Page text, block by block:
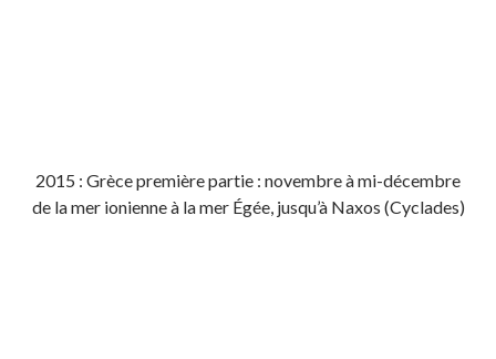
2015 : Grèce première partie : novembre à mi-décembre
de la mer ionienne à la mer Égée, jusqu’à Naxos (Cyclades)